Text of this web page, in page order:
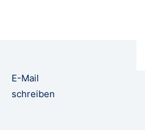
E-Mail
schreiben